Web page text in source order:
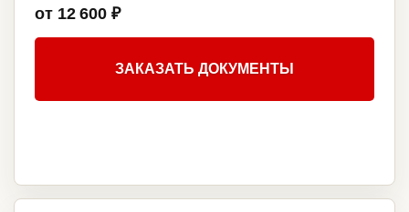
от 12 600 ₽
ЗАКАЗАТЬ ДОКУМЕНТЫ